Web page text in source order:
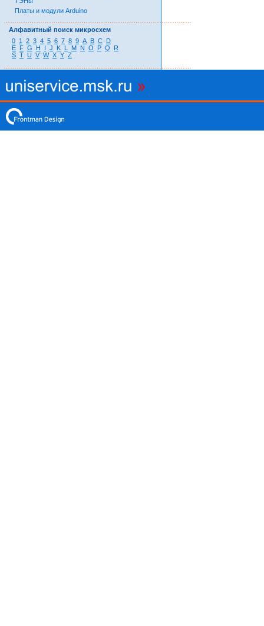
Платы и модули Arduino
Алфавитный поиск микросхем
0 1 2 3 4 5 6 7 8 9 A B C D
E F G H I J K L M N O P Q
R
S T U V W X Y Z